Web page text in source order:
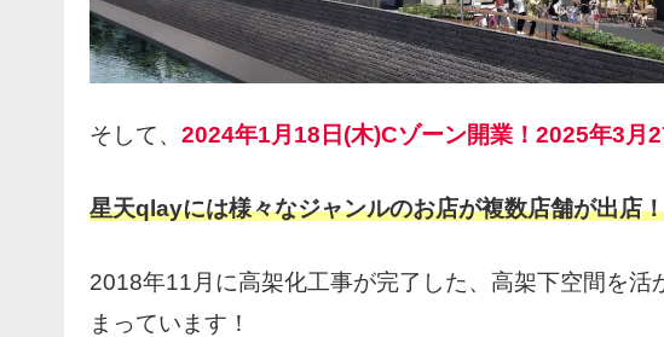
そして、 2024年1月18日(木)Cゾーン開業！2025年3月
星天qlayには様々なジャンルのお店が複数店舗が出店！
2018年11月に高架化工事が完了した、高架下空間を
まっています！